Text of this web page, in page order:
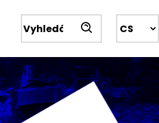
Wyszukiwarka